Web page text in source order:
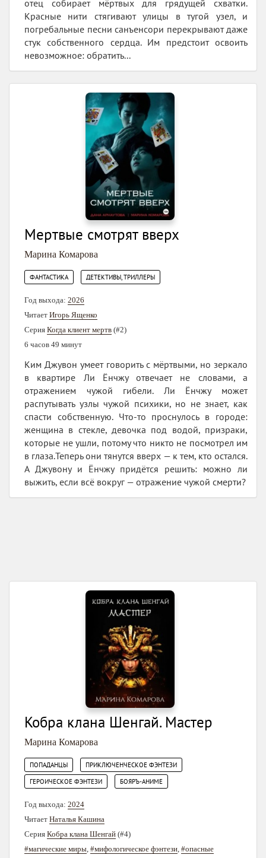
отец собирает мёртвых для грядущей схватки.
Красные нити стягивают улицы в тугой узел, и
погребальные песни санъенсори перекрывают даже
стук собственного сердца. Им предстоит освоить
невозможное: обратить...
Мертвые смотрят вверх
Марина Комарова
ФАНТАСТИКА ДЕТЕКТИВЫ, ТРИЛЛЕРЫ
Год выхода: 2026
Читает Игорь Ященко
Серия Когда клиент мертв (#2)
6 часов 49 минут
Ким Джувон умеет говорить с мёртвыми, но зеркало
в квартире Ли Ёнчжу отвечает не словами, а
отражением чужой гибели. Ли Ёнчжу может
распутывать узлы чужой психики, но не знает, как
спасти собственную. Что-то проснулось в городе:
женщина в стекле, девочка под водой, призраки,
которые не ушли, потому что никто не посмотрел им
в глаза.Теперь они тянутся вверх — к тем, кто остался.
А Джувону и Ёнчжу придётся решить: можно ли
выжить, если всё вокруг — отражение чужой смерти?
Кобра клана Шенгай. Мастер
Марина Комарова
ПОПАДАНЦЫ ПРИКЛЮЧЕНЧЕСКОЕ ФЭНТЕЗИ
ГЕРОИЧЕСКОЕ ФЭНТЕЗИ БОЯРЪ-АНИМЕ
Год выхода: 2024
Читает Наталья Кашина
Серия Кобра клана Шенгай (#4)
#магические миры #мифологическое фэнтези #опасные